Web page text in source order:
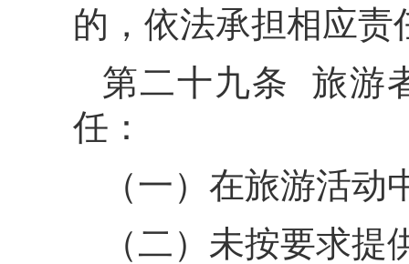
的，依法承担相应责
第二十九条 旅游
任：
（一）在旅游活
（二）未按要求